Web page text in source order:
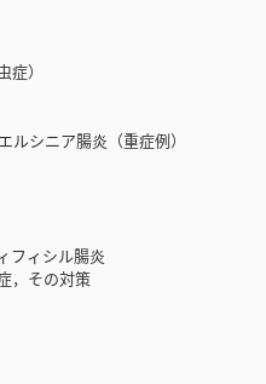
）
シニア腸炎（重症例）
ィシル腸炎
，その対策